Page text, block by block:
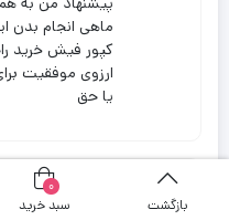
ماهی انجام بدن
کپور فیش خرید
ارزوی موفقیت
یا حق
امیر حسام بازگشت
0
سبد خرید